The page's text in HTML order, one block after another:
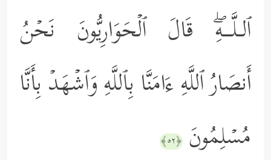
ٱلـلَّــهِۖ قَالَ ٱلۡحَوَارِیُّونَ نَحۡنُ
أَنصَارُ ٱللَّهِ ءَامَنَّا بِٱللَّهِ وَٱشۡهَدۡ بِأَنَّا
مُسۡلِمُونَ ﴿٥٢﴾